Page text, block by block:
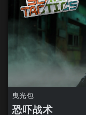
曳光包
恐吓战术